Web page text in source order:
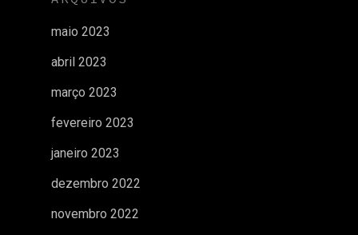
maio 2023
abril 2023
março 2023
fevereiro 2023
janeiro 2023
dezembro 2022
novembro 2022